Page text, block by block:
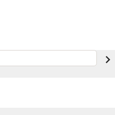
navigate_next